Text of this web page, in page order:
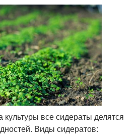
культуры все сидераты делятся
Виды сидератов: